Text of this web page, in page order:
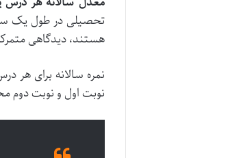
تحصیلی در طول یک
هستند، دیدگاهی
نمره سالانه برای هر
نوبت اول و نوبت دوم